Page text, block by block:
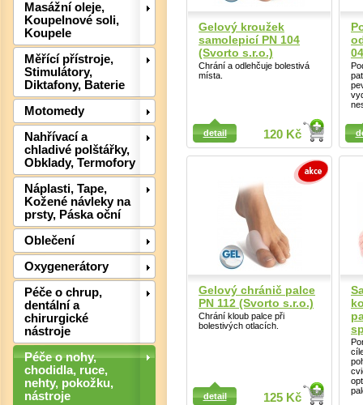
Masážní oleje,
Koupelnové soli,
Koupele
Měřící přístroje,
Stimulátory,
Diktafony, Baterie
Motomedy
Nahřívací a
chladivé polštářky,
Obklady, Termofory
Náplasti, Tape,
Kožené návleky na
prsty, Páska oční
Oblečení
Oxygenerátory
Péče o chrup,
dentální a
chirurgické
nástroje
Péče o nohy,
chodidla, ruce,
nehty, pokožku,
nástroje
Gelový kroužek
samolepicí PN 104
(Svorto s.r.o.)
Chrání a odlehčuje bolestivá
místa.
120 Kč
detail
Detail
Detail
Gelový chránič palce
PN 112 (Svorto s.r.o.)
Chrání kloub palce při
bolestivých otlacích.
125 Kč
detail
Detail